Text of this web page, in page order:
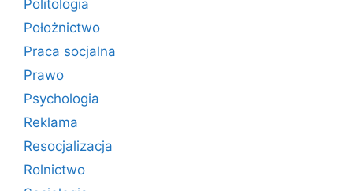
Politologia
Położnictwo
Praca socjalna
Prawo
Psychologia
Reklama
Resocjalizacja
Rolnictwo